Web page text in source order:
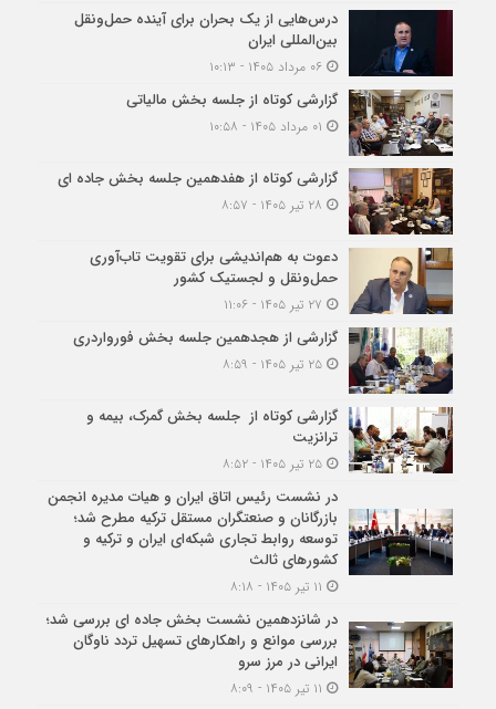
درس‌هایی از یک بحران برای آینده حمل‌ونقل
بین‌المللی ایران
گزارشی کوتاه از جلسه بخش مالیاتی
گزارشی کوتاه از هفدهمین جلسه بخش جاده ای
دعوت به هم‌اندیشی برای تقویت تاب‌آوری
حمل‌ونقل و لجستیک کشور
گزارشی از هجدهمین جلسه بخش فورواردری
۲۵ تیر ۱۴۰۵ - ۸:۵۹
گزارشی کوتاه از جلسه بخش گمرک، بیمه و
ترانزیت
۲۵ تیر ۱۴۰۵ - ۸:۵۲
در نشست رئیس اتاق ایران و هیات مدیره انجمن
بازرگانان و صنعتگران مستقل ترکیه مطرح شد؛
توسعه روابط تجاری شبکه‌ای ایران و ترکیه و
کشورهای ثالث
در شانزدهمین نشست بخش جاده ای بررسی شد؛
بررسی موانع و راهکارهای تسهیل تردد ناوگان
ایرانی در مرز سرو